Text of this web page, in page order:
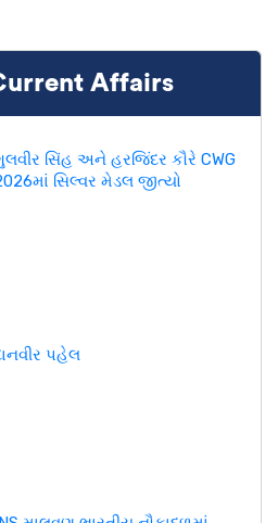
Affairs
સિંહ અને હરજિંદર કૌરે CWG
સિલ્વર મેડલ જીત્યો
પહેલ